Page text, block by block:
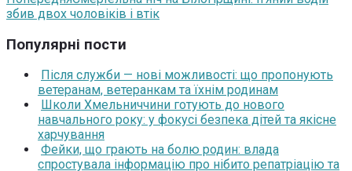
збив двох чоловіків і втік
Популярні пости
Після служби — нові можливості: що пропонують
ветеранам, ветеранкам та їхнім родинам
Школи Хмельниччини готують до нового
навчального року: у фокусі безпека дітей та якісне
харчування
Фейки, що грають на болю родин: влада
спростувала інформацію про нібито репатріацію та